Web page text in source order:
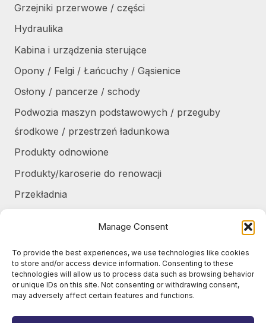
Manage Consent
To provide the best experiences, we use technologies like cookies
to store and/or access device information. Consenting to these
technologies will allow us to process data such as browsing behavior
or unique IDs on this site. Not consenting or withdrawing consent,
may adversely affect certain features and functions.
Grzejniki przerwowe / części
Hydraulika
Kabina i urządzenia sterujące
Opony / Felgi / Łańcuchy / Gąsienice
Osłony / pancerze / schody
Podwozia maszyn podstawowych / przeguby
środkowe / przestrzeń ładunkowa
Produkty odnowione
Produkty/karoserie do renowacji
Przekładnia
Układ chłodzenia / Skraplacze
Zbiorniki / Pojemniki
Żurawie do harvesterów / części
Żurawie samochodowe / części